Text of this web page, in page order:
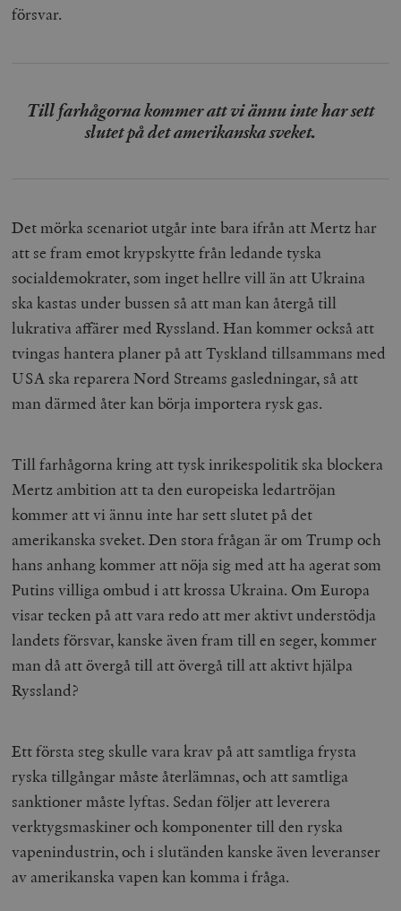
försvar.
Till farhågorna kommer att vi ännu inte har sett
slutet på det amerikanska sveket.
Det mörka scenariot utgår inte bara ifrån att Mertz har
att se fram emot krypskytte från ledande tyska
socialdemokrater, som inget hellre vill än att Ukraina
ska kastas under bussen så att man kan återgå till
lukrativa affärer med Ryssland. Han kommer också att
tvingas hantera planer på att Tyskland tillsammans med
USA ska reparera Nord Streams gasledningar, så att
man därmed åter kan börja importera rysk gas.
Till farhågorna kring att tysk inrikespolitik ska blockera
Mertz ambition att ta den europeiska ledartröjan
kommer att vi ännu inte har sett slutet på det
amerikanska sveket. Den stora frågan är om Trump och
hans anhang kommer att nöja sig med att ha agerat som
Putins villiga ombud i att krossa Ukraina. Om Europa
visar tecken på att vara redo att mer aktivt understödja
landets försvar, kanske även fram till en seger, kommer
man då att övergå till att övergå till att aktivt hjälpa
Ryssland?
Ett första steg skulle vara krav på att samtliga frysta
ryska tillgångar måste återlämnas, och att samtliga
sanktioner måste lyftas. Sedan följer att leverera
verktygsmaskiner och komponenter till den ryska
vapenindustrin, och i slutänden kanske även leveranser
av amerikanska vapen kan komma i fråga.